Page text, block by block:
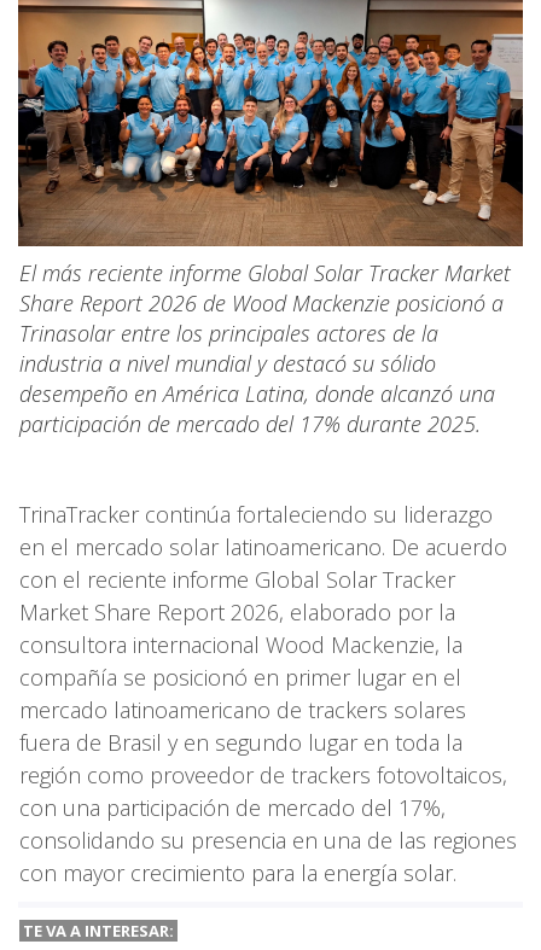
El más reciente informe Global Solar Tracker Market
Share Report 2026 de Wood Mackenzie posicionó a
Trinasolar entre los principales actores de la
industria a nivel mundial y destacó su sólido
desempeño en América Latina, donde alcanzó una
participación de mercado del 17% durante 2025.
TrinaTracker continúa fortaleciendo su liderazgo
en el mercado solar latinoamericano. De acuerdo
con el reciente informe Global Solar Tracker
Market Share Report 2026, elaborado por la
consultora internacional Wood Mackenzie, la
compañía se posicionó en primer lugar en el
mercado latinoamericano de trackers solares
fuera de Brasil y en segundo lugar en toda la
región como proveedor de trackers fotovoltaicos,
con una participación de mercado del 17%,
consolidando su presencia en una de las regiones
con mayor crecimiento para la energía solar.
TE VA A INTERESAR: